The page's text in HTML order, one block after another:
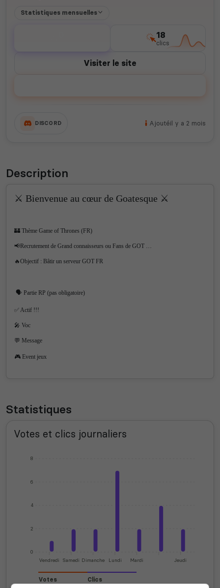
Statistiques mensuelles
18
clics
Visiter le site
DISCORD Ajoutéil y a 2 mois
Description
⚔️ Bienvenue au cœur de Goatesque ⚔️
🏰 Thème Game of Thrones (FR)
📢Recrutement de Grand connaisseurs ou Fans de GOT …
🔥Objectif : Bâtir un serveur GOT FR
🗣️ Partie RP (pas obligatoire)
✅ Actif !!!
🎤 Voc
💬 Message
🎮 Event jeux
Statistiques
Votes et clics journaliers
0
2
4
6
8
Vendredi Samedi Dimanche Lundi Mardi Jeudi
Votes Clics